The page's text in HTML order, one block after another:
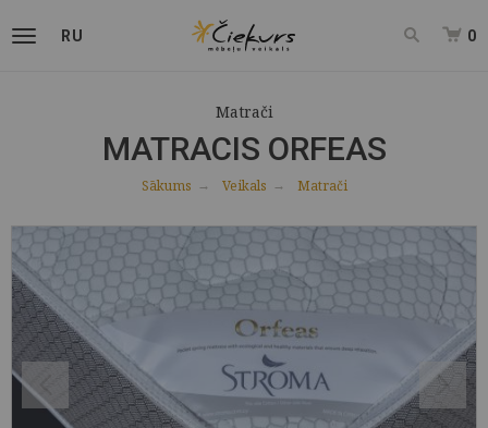
RU 0
Matrači
MATRACIS ORFEAS
Sākums Veikals Matrači